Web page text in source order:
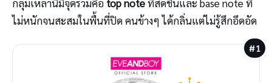
กลุ่มเหล่านี้มีจุดร่วมคือ top noteที่สดชื่นและ base note ที่
ไม่หนักจนสะสมในพื้นที่ปิด คนข้างๆ ได้กลิ่นแต่ไม่รู้สึกอึดอัด
#1